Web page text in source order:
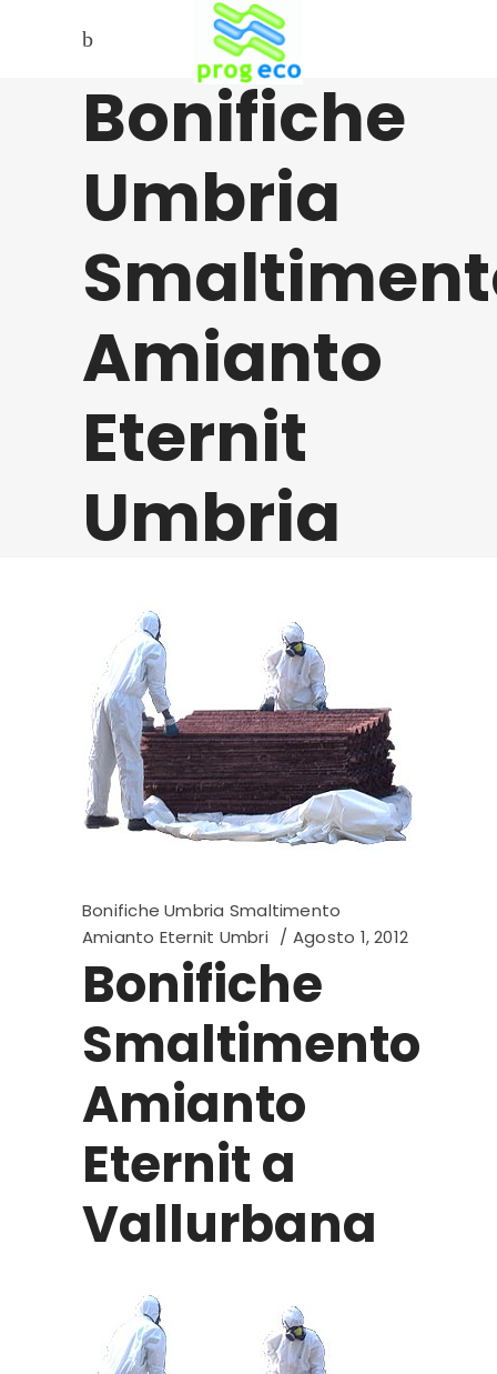
Bonifiche
Umbria
Amianto
Eternit
Umbria
Bonifiche Umbria Smaltimento
Amianto Eternit Umbri
Agosto 1, 2012
Bonifiche
Smaltimento
Amianto
Eternit a
Vallurbana